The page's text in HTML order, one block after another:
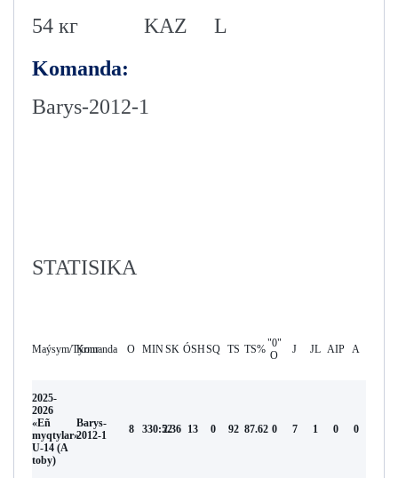
54 кг
KAZ
L
Komanda:
Barys-2012-1
STATISIKA
Maýsym/TýrnırKomanda O MINSK ÓSHSQ TS TS%"0"
O
J JL AIP А
2025-
2026
«Eñ
myqtylar»
U-14 (A
toby)
Barys-
2012-1
8 330:522.36 13 0 92 87.62 0 7 1 0 0